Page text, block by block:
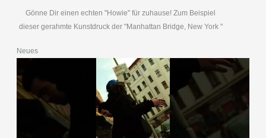
Gönne Dir einen echten "Howie" für zuhause! Zum Beispiel
dieser gerahmte Kunstdruck der "Manhattan Bridge, New York "
Neues